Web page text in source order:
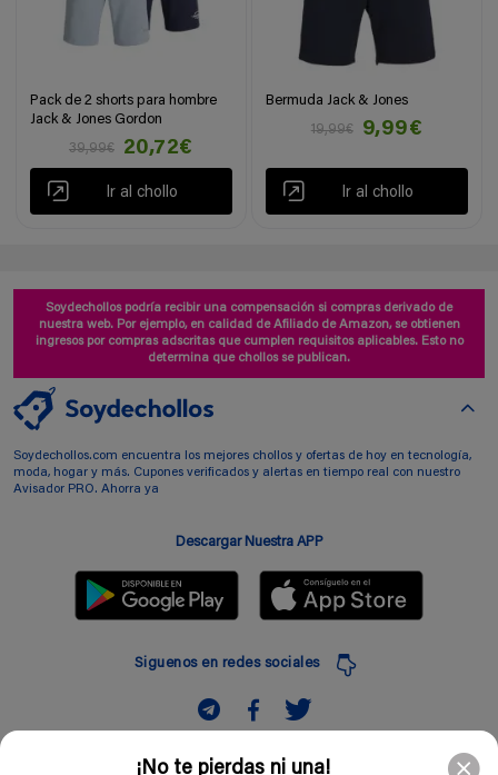
¡No te pierdas ni una!
Pack de 2 shorts para hombre
Jack & Jones Gordon
39,99€
20,72€
Ir al chollo
Bermuda Jack & Jones
19,99€
9,99€
Ir al chollo
Soydechollos podría recibir una compensación si compras derivado de
nuestra web. Por ejemplo, en calidad de Afiliado de Amazon, se obtienen
ingresos por compras adscritas que cumplen requisitos aplicables. Esto no
determina que chollos se publican.
Soydechollos.com encuentra los mejores chollos y ofertas de hoy en tecnología,
moda, hogar y más. Cupones verificados y alertas en tiempo real con nuestro
Avisador PRO. Ahorra ya
Descargar Nuestra APP
Siguenos en redes sociales
Suscribir